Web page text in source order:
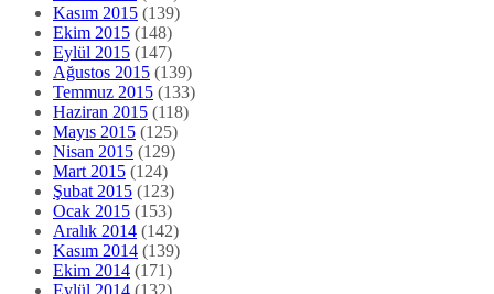
Kasım 2015 (139)
Ekim 2015 (148)
Eylül 2015 (147)
Ağustos 2015 (139)
Temmuz 2015 (133)
Haziran 2015 (118)
Mayıs 2015 (125)
Nisan 2015 (129)
Mart 2015 (124)
Şubat 2015 (123)
Ocak 2015 (153)
Aralık 2014 (142)
Kasım 2014 (139)
Ekim 2014 (171)
Eylül 2014 (132)